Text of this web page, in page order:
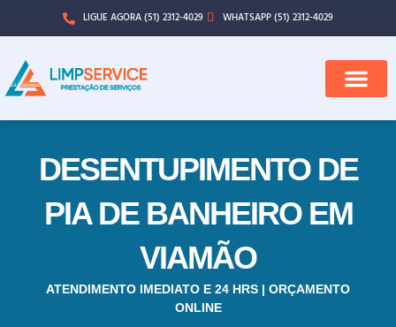
LIGUE AGORA (51) 2312-4029 WHATSAPP (51) 2312-4029
DESENTUPIMENTO DE
PIA DE BANHEIRO EM
VIAMÃO
ATENDIMENTO IMEDIATO E 24 HRS | ORÇAMENTO
ONLINE